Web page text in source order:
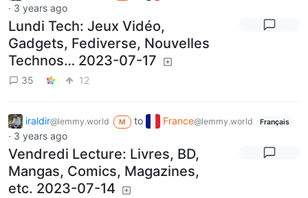
· 3 years ago
Lundi Tech: Jeux Vidéo,
Gadgets, Fediverse, Nouvelles
Technos… 2023-07-17
35 12
iraldir@lemmy.world M to France@lemmy.world Français
· 3 years ago
Vendredi Lecture: Livres, BD,
Mangas, Comics, Magazines,
etc. 2023-07-14